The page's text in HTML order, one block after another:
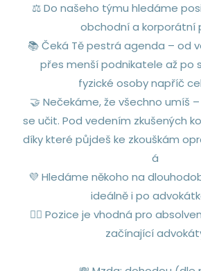
⚖️ Do našeho týmu hledáme
obchodní a korporátní
📚 Čeká Tě pestrá agenda – od
přes menší podnikatele až po
fyzické osoby napříč
🤝 Nečekáme, že všechno umíš
se učit. Pod vedením zkušených
díky které půjdeš ke zkouškám
á
💜 Hledáme někoho na
ideálně i po
🙂‍↕️ Pozice je vhodná pro
začínající